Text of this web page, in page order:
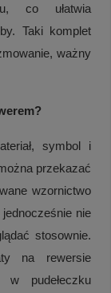
co ułatwia
Taki komplet
ważny
symbol i
przekazać
wzornictwo
nie
stosownie.
na rewersie
w pudełeczku